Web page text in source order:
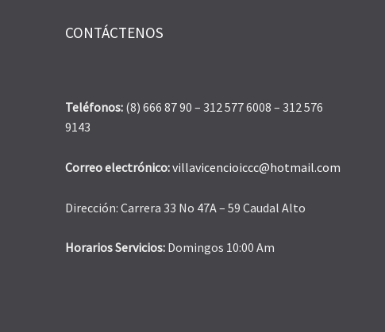
CONTÁCTENOS
Teléfonos: (8) 666 87 90 – 312 577 6008 – 312 576
9143
Correo electrónico:villavicencioiccc@hotmail.com
Dirección: Carrera 33 No 47A – 59 Caudal Alto
Horarios Servicios: Domingos 10:00 Am